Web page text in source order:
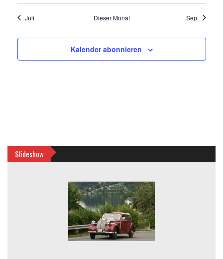
Juli Dieser Monat Sep.
Kalender abonnieren
Slideshow